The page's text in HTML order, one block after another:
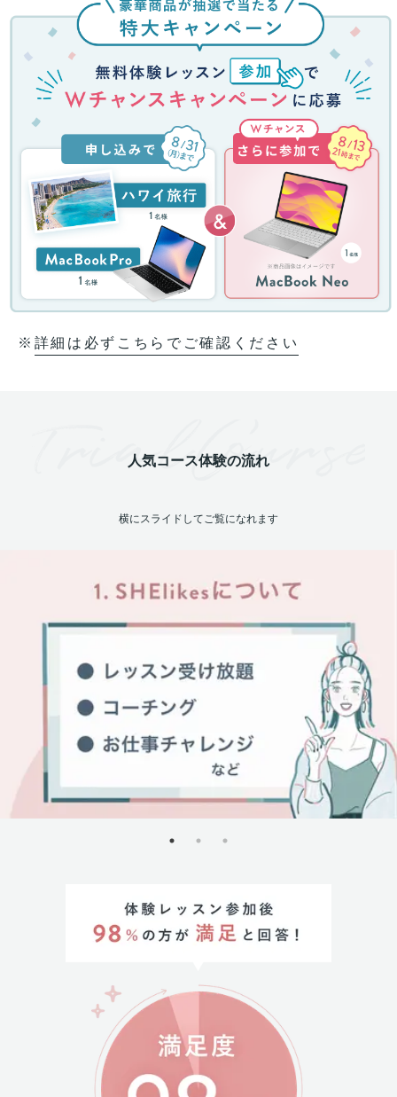
※ 詳細は必ずこちらでご確認ください
人気コース体験の流れ
横にスライドしてご覧になれます